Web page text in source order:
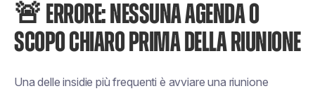
🚨 ERRORE: NESSUNA AGENDA O
SCOPO CHIARO PRIMA DELLA RIUNIONE
Una delle insidie più frequenti è avviare una riunione